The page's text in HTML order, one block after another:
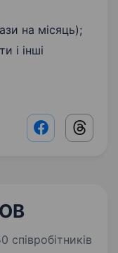
на місяць);
і інші
Facebook
співробітників